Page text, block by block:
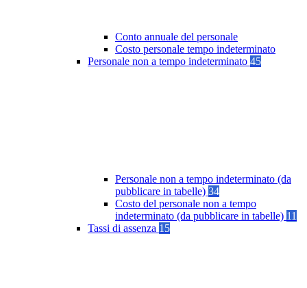
Conto annuale del personale
Costo personale tempo indeterminato
Personale non a tempo indeterminato 45
Personale non a tempo indeterminato (da
pubblicare in tabelle) 34
Costo del personale non a tempo
indeterminato (da pubblicare in tabelle) 11
Tassi di assenza 15